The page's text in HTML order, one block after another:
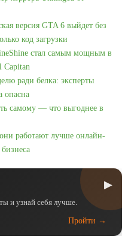
версия GTA 6 выйдет без
код загрузки
стал самым мощным в
Capitan
ради белка: эксперты
опасна
самому — что выгоднее в
работают лучше онлайн-
▶
и узнай себя лучше.
Пройти →